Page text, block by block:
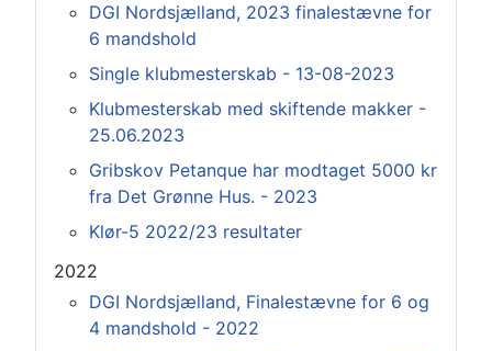
DGI Nordsjælland, 2023 finalestævne for
6 mandshold
Single klubmesterskab - 13-08-2023
Klubmesterskab med skiftende makker -
25.06.2023
Gribskov Petanque har modtaget 5000 kr
fra Det Grønne Hus. - 2023
Klør-5 2022/23 resultater
2022
DGI Nordsjælland, Finalestævne for 6 og
4 mandshold - 2022